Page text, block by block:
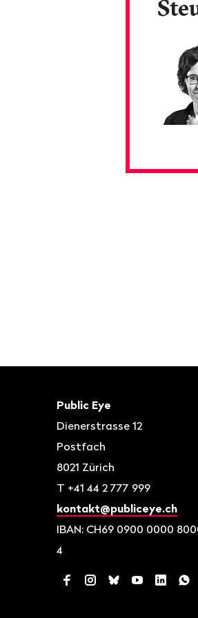
Kontakt
Public Eye
Dienerstrasse 12
Postfach
8021 Zürich
T +41 44 2 777 999
kontakt@publiceye.ch
IBAN: CH69 0900 0000
4
FacebookInstagram
BlueskyYouTubeLinkedIn